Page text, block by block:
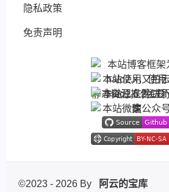
隐私政策
免责声明
©2023 - 2026 By 阿云的宝库